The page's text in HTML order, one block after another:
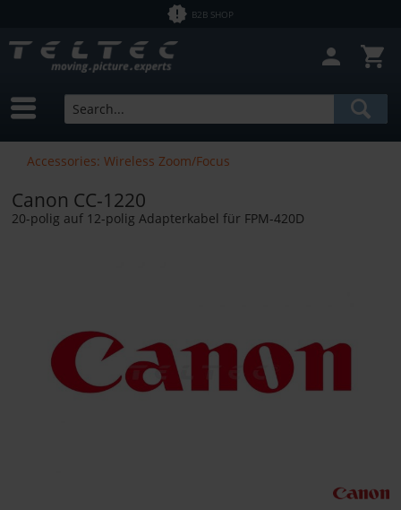
B2B SHOP
Accessories: Wireless Zoom/Focus
Canon CC-1220
20-polig auf 12-polig Adapterkabel für FPM-420D
In Stock
Brands
from €1.50 to €32900.00